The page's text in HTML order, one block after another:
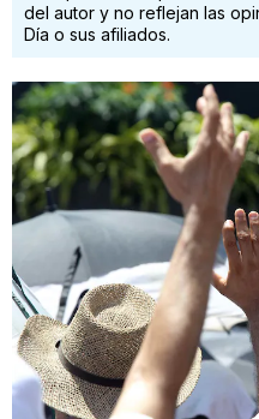
del autor y no reflejan las
Día o sus afiliados.